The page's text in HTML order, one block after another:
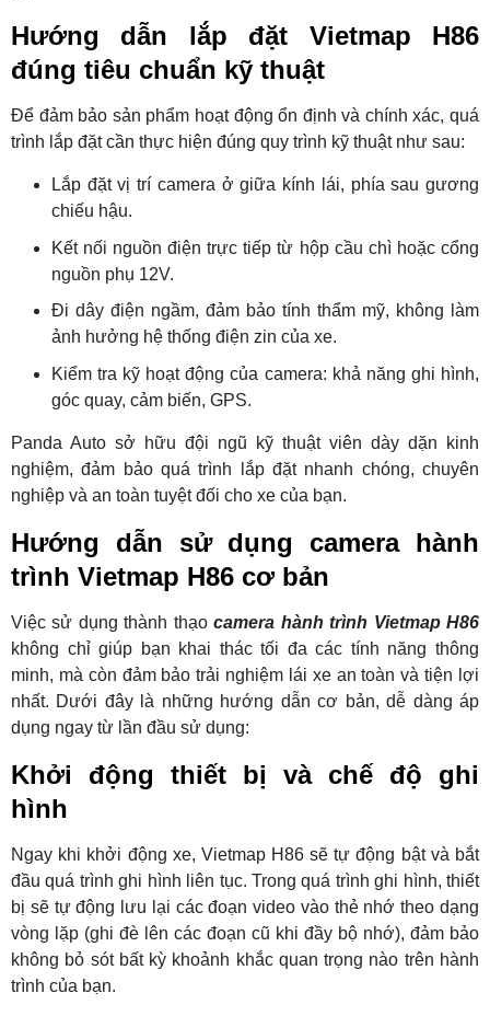
Hướng dẫn lắp đặt Vietmap H86
đúng tiêu chuẩn kỹ thuật
Để đảm bảo sản phẩm hoạt động ổn định và chính xác, quá
trình lắp đặt cần thực hiện đúng quy trình kỹ thuật như sau:
Lắp đặt vị trí camera ở giữa kính lái, phía sau gương
chiếu hậu.
Kết nối nguồn điện trực tiếp từ hộp cầu chì hoặc cổng
nguồn phụ 12V.
Đi dây điện ngầm, đảm bảo tính thẩm mỹ, không làm
ảnh hưởng hệ thống điện zin của xe.
Kiểm tra kỹ hoạt động của camera: khả năng ghi hình,
góc quay, cảm biến, GPS.
Panda Auto sở hữu đội ngũ kỹ thuật viên dày dặn kinh
nghiệm, đảm bảo quá trình lắp đặt nhanh chóng, chuyên
nghiệp và an toàn tuyệt đối cho xe của bạn.
Hướng dẫn sử dụng camera hành
trình Vietmap H86 cơ bản
Việc sử dụng thành thạocamera hành trình Vietmap H86
không chỉ giúp bạn khai thác tối đa các tính năng thông
minh, mà còn đảm bảo trải nghiệm lái xe an toàn và tiện lợi
nhất. Dưới đây là những hướng dẫn cơ bản, dễ dàng áp
dụng ngay từ lần đầu sử dụng:
Khởi động thiết bị và chế độ ghi
hình
Ngay khi khởi động xe, Vietmap H86 sẽ tự động bật và bắt
đầu quá trình ghi hình liên tục. Trong quá trình ghi hình, thiết
bị sẽ tự động lưu lại các đoạn video vào thẻ nhớ theo dạng
vòng lặp (ghi đè lên các đoạn cũ khi đầy bộ nhớ), đảm bảo
không bỏ sót bất kỳ khoảnh khắc quan trọng nào trên hành
trình của bạn.